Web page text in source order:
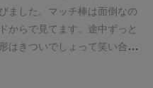
ました。 マッチ棒は面倒なの
からで見てます。 途中ずっと
はきついでしょって笑い合っ
形も出せたりして、おおーと
ます。